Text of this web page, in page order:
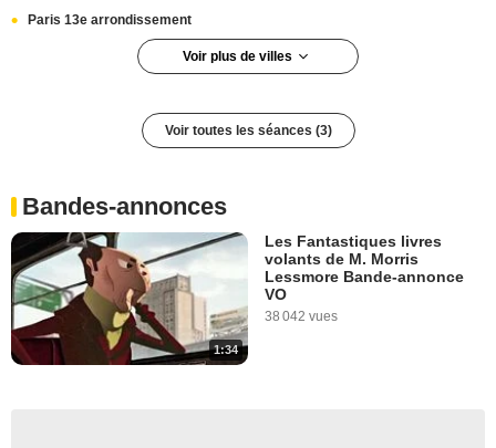
Paris 13e arrondissement
Voir plus de villes
Paris 19e arrondissement
Voir toutes les séances (3)
Bandes-annonces
1:34
Les Fantastiques livres
volants de M. Morris
Lessmore Bande-annonce
VO
38 042 vues